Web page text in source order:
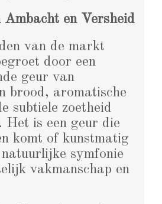
Ambacht en Versheid
van de markt
door een
geur van
brood, aromatische
subtiele zoetheid
Het is een geur die
komt of kunstmatig
symfonie
vakmanschap en